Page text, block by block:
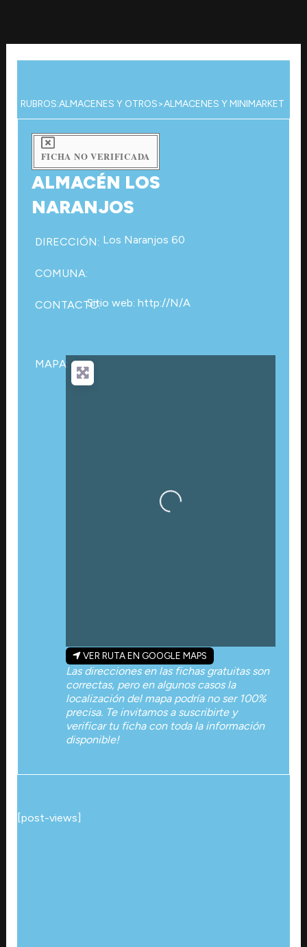
contenido
RUBROS:ALMACENES Y OTROS>ALMACENES Y MINIMARKET
FICHA NO VERIFICADA
ALMACÉN LOS
NARANJOS
DIRECCIÓN: Los Naranjos 60
COMUNA:
CONTACTO:Sitio web: http://N/A
MAPA:
Cargando…
VER RUTA EN GOOGLE MAPS
Las direcciones en las fichas gratuitas son
correctas, pero en algunos casos la
localización del mapa podría no ser 100%
precisa. Te invitamos a suscribirte y
verificar tu ficha con toda la información
disponible!
[post-views]